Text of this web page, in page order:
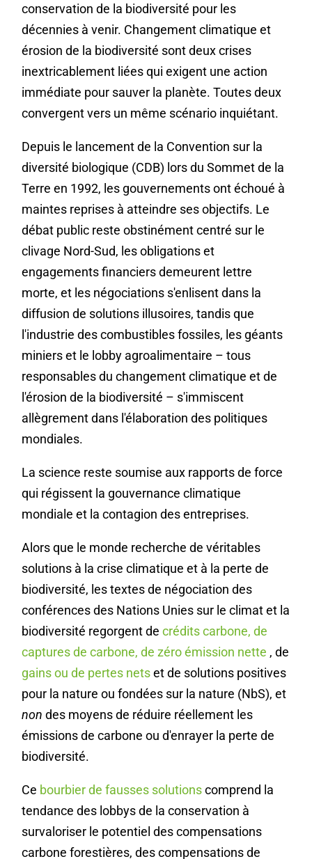
conservation de la biodiversité pour les
décennies à venir. Changement climatique et
érosion de la biodiversité sont deux crises
inextricablement liées qui exigent une action
immédiate pour sauver la planète. Toutes deux
convergent vers un même scénario inquiétant.
Depuis le lancement de la Convention sur la
diversité biologique (CDB) lors du Sommet de la
Terre en 1992, les gouvernements ont échoué à
maintes reprises à atteindre ses objectifs. Le
débat public reste obstinément centré sur le
clivage Nord-Sud, les obligations et
engagements financiers demeurent lettre
morte, et les négociations s'enlisent dans la
diffusion de solutions illusoires, tandis que
l'industrie des combustibles fossiles, les géants
miniers et le lobby agroalimentaire – tous
responsables du changement climatique et de
l'érosion de la biodiversité – s'immiscent
allègrement dans l'élaboration des politiques
mondiales.
La science reste soumise aux rapports de force
qui régissent la gouvernance climatique
mondiale et la contagion des entreprises.
Alors que le monde recherche de véritables
solutions à la crise climatique et à la perte de
biodiversité, les textes de négociation des
conférences des Nations Unies sur le climat et la
biodiversité regorgent decrédits carbone, de
captures de carbone, de zéro émission nette , de
gains ou de pertes netset de solutions positives
pour la nature ou fondées sur la nature (NbS), et
non des moyens de réduire réellement les
émissions de carbone ou d'enrayer la perte de
biodiversité.
Ce bourbier de fausses solutionscomprend la
tendance des lobbys de la conservation à
survaloriser le potentiel des compensations
carbone forestières, des compensations de